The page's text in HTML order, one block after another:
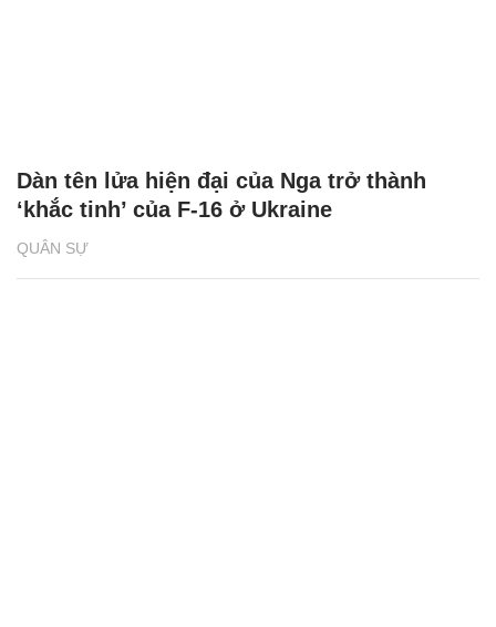
QUÂN SỰ
Dàn tên lửa hiện đại của Nga trở thành
‘khắc tinh’ của F-16 ở Ukraine